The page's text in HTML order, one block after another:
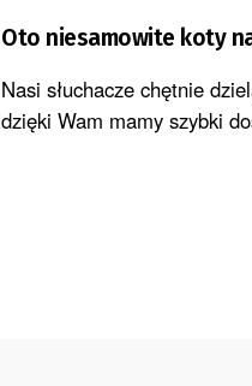
Oto niesamowite koty
Nasi słuchacze chętnie
dzięki Wam mamy szybki